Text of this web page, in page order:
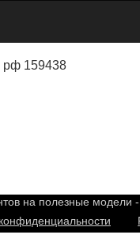
рф 159438
на полезные модели